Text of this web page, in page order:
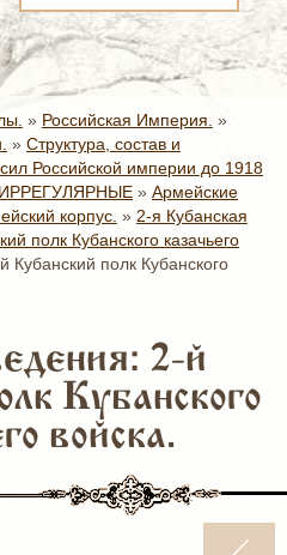
» Российская Империя. »
» Структура, состав и
Российской империи до 1918
» Армейские
корпус. » 2-я Кубанская
полк Кубанского казачьего
полк Кубанского
2-й
Кубанского
войска.